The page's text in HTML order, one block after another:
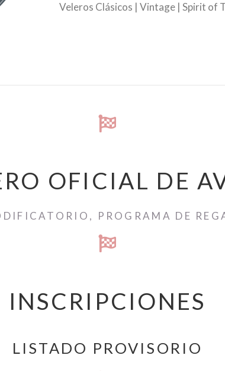
Veleros Clásicos | Vintage | Spirit of
OFICIAL DE
PROGRAMA DE
INSCRIPCIONES
LISTADO PROVISORIO